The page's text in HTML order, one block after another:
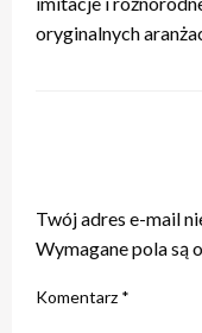
oryginalnych
Twój adres e-mail
Wymagane pola są
Komentarz *